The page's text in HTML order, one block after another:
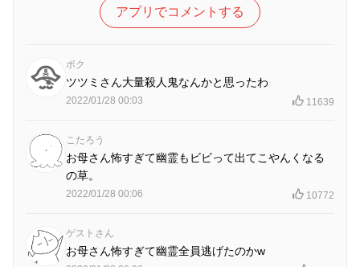
アプリでコメントする
ボク
ツツミさん大量殺人鬼なんかと思ったわ
2022/01/28 00:03 11639
こたろう
お母さん怖すぎて幽霊もビビって出てこやんくなる
の草。
2022/01/28 00:06 10772
ゲストさん
お母さん怖すぎて幽霊全員逃げたのかw